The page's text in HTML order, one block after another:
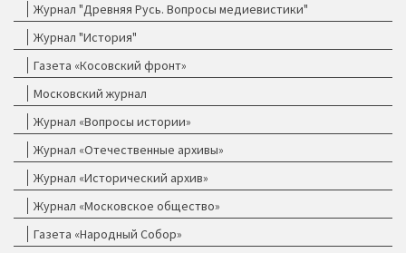
Журнал "Древняя Русь. Вопросы медиевистики"
Журнал "История"
Газета «Косовский фронт»
Московский журнал
Журнал «Вопросы истории»
Журнал «Отечественные архивы»
Журнал «Исторический архив»
Журнал «Московское общество»
Газета «Народный Собор»